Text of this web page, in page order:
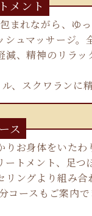
メント
まれながら、ゆ
シュマッサージ。
減、精神のリラ
、スクワランに
ス
お身体をいたわ
ートメント、足
ングより組み合
ースもご案内で